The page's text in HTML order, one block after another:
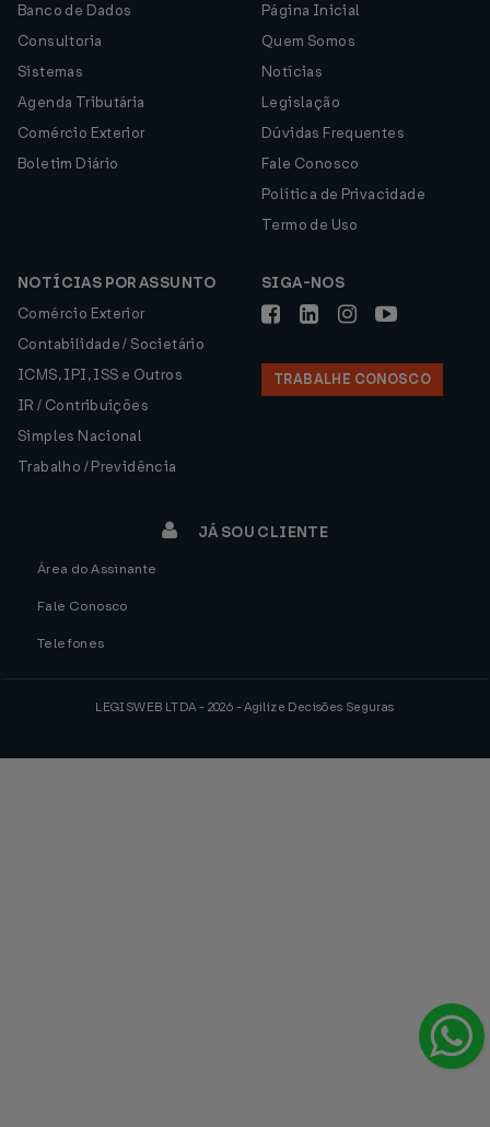
Banco de Dados
Consultoria
Sistemas
Agenda Tributária
Comércio Exterior
Boletim Diário
Página Inicial
Quem Somos
Notícias
Legislação
Dúvidas Frequentes
Fale Conosco
Política de Privacidade
Termo de Uso
NOTÍCIAS POR ASSUNTO
Comércio Exterior
Contabilidade / Societário
ICMS, IPI, ISS e Outros
IR / Contribuições
Simples Nacional
Trabalho / Previdência
SIGA-NOS
TRABALHE CONOSCO
JÁ SOU CLIENTE
Área do Assinante
Fale Conosco
Telefones
LEGISWEB LTDA - 2026 - Agilize Decisões Seguras